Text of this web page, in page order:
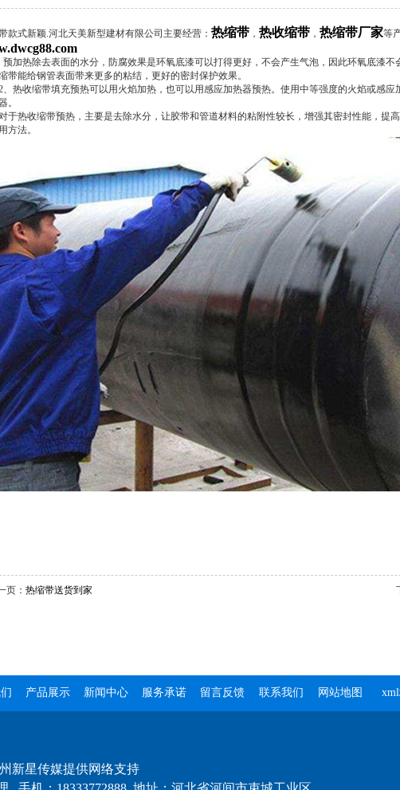
款式新颖.河北天美新型建材有限公司主要经营： 热缩带 ， 热收缩带 ， 热缩带厂家等
加热除去表面的水分，防腐效果是环氧底漆可以打得更好，不会产生气泡，因此环氧底漆不
带能给钢管表面带来更多的粘结，更好的密封保护效果。
收缩带填充预热可以用火焰加热，也可以用感应加热器预热。使用中等强度的火焰或感应
。
热收缩带预热，主要是去除水分，让胶带和管道材料的粘附性较长，增强其密封性能，提
方法。
页： 热缩带送货到家
产品展示 新闻中心 服务承诺 留言反馈 联系我们 网站地图
新星传媒提供网络支持